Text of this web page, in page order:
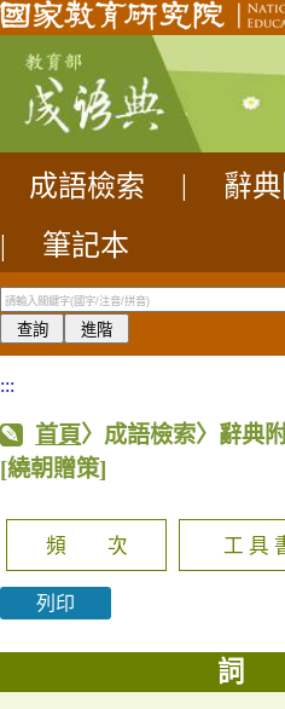
成語檢索 辭
|
筆記本
:::
首頁〉成語檢索〉辭典
[繞朝贈策]
頻 次 工 具
列印
詞